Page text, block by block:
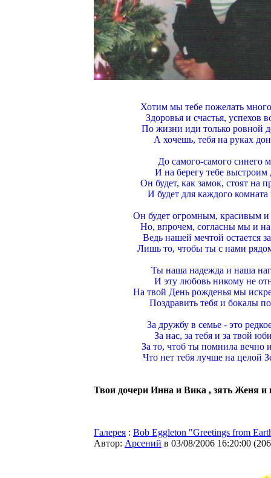
Хотим мы тебе пожелать
Здоровья и счастья, успехов
По жизни иди только ровной
А хочешь, тебя на руках
До самого-самого синего
И на берегу тебе выстроим
Он будет, как замок, стоят на
И будет для каждого комната
Он будет огромным, красивым
Но, впрочем, согласны мы и
Ведь нашей мечтой остается
Лишь то, чтобы ты с нами
Ты наша надежда и наша
И эту любовь никому не
На твой День рожденья мы
Поздравить тебя и бокалы
За дружбу в семье - это
За нас, за тебя и за твой
За то, чтоб ты помнила вечно
Что нет тебя лучше на целой
Твои дочери Инна и Вика , зять Женя
Галерея : Bob Eggleton "Greetings from
Автор: Арсений в 03/08/2006 16:20:00 (